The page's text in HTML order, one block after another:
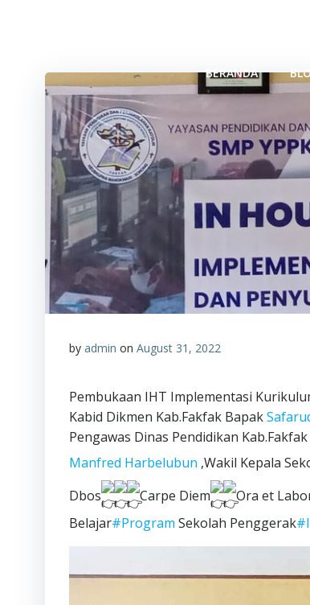
BERANDA
by admin on August 31, 2022
Pembukaan IHT Implementasi
Kabid Dikmen Kab.Fakfak Bapak
Pengawas Dinas Pendidikan
Manfred Harbelubun ,Wakil Kepala
Dbos
Carpe Diem Ora et
Belajar#Program Sekolah Penggerak